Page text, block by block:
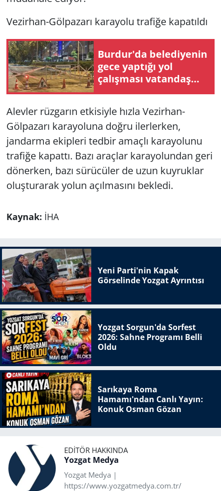
Vezirhan-Gölpazarı karayolu trafiğe kapatıldı
Burdur'da belediyenin
gece yaptığı yol
çalışması vatandaş
talebiyle polis
durduruldu
Alevler rüzgarın etkisiyle hızla Vezirhan-
Gölpazarı karayoluna doğru ilerlerken,
jandarma ekipleri tedbir amaçlı karayolunu
trafiğe kapattı. Bazı araçlar karayolundan geri
dönerken, bazı sürücüler de uzun kuyruklar
oluşturarak yolun açılmasını bekledi.
Kaynak: İHA
Yeni Parti'nin Kapak
Görselinde Yozgat Ayrıntısı
Yozgat Sorgun'da Sorfest
2026: Sahne Programı Belli
Oldu
Sarıkaya Roma
Hamamı'ndan Canlı Yayın:
Konuk Osman Gözan
EDITÖR HAKKINDA
Yozgat Medya
Yozgat Medya |
https://www.yozgatmedya.com.tr/